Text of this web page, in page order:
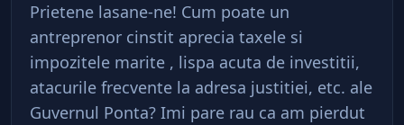
Prietene lasane-ne! Cum poate un
antreprenor cinstit aprecia taxele si
impozitele marite , lispa acuta de investitii,
atacurile frecvente la adresa justitiei, etc. ale
Guvernul Ponta? Imi pare rau ca am pierdut